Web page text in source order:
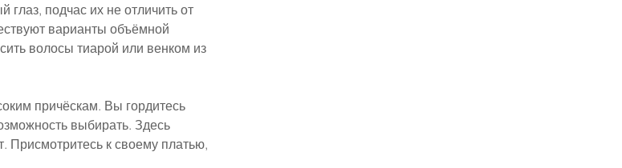
подчас их не отличить от
варианты объёмной
волосы тиарой или венком из
причёскам. Вы гордитесь
выбирать. Здесь
Присмотритесь к своему платью,